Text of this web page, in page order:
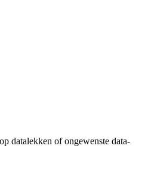
datalekken of ongewenste data-